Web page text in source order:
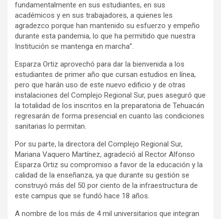
fundamentalmente en sus estudiantes, en sus
académicos y en sus trabajadores, a quienes les
agradezco porque han mantenido su esfuerzo y empeño
durante esta pandemia, lo que ha permitido que nuestra
Institución se mantenga en marcha”.
Esparza Ortiz aprovechó para dar la bienvenida a los
estudiantes de primer año que cursan estudios en línea,
pero que harán uso de este nuevo edificio y de otras
instalaciones del Complejo Regional Sur, pues aseguró que
la totalidad de los inscritos en la preparatoria de Tehuacán
regresarán de forma presencial en cuanto las condiciones
sanitarias lo permitan.
Por su parte, la directora del Complejo Regional Sur,
Mariana Vaquero Martínez, agradeció al Rector Alfonso
Esparza Ortiz su compromiso a favor de la educación y la
calidad de la enseñanza, ya que durante su gestión se
construyó más del 50 por ciento de la infraestructura de
este campus que se fundó hace 18 años.
A nombre de los más de 4 mil universitarios que integran